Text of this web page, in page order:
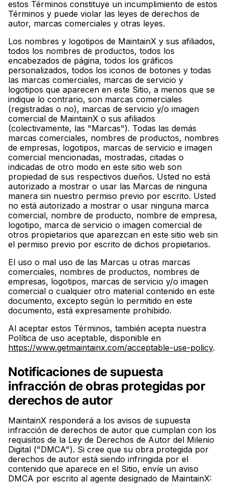
estos Términos constituye un incumplimiento de estos
Términos y puede violar las leyes de derechos de
autor, marcas comerciales y otras leyes.
Los nombres y logotipos de MaintainX y sus afiliados,
todos los nombres de productos, todos los
encabezados de página, todos los gráficos
personalizados, todos los iconos de botones y todas
las marcas comerciales, marcas de servicio y
logotipos que aparecen en este Sitio, a menos que se
indique lo contrario, son marcas comerciales
(registradas o no), marcas de servicio y/o imagen
comercial de MaintainX o sus afiliados
(colectivamente, las "Marcas"). Todas las demás
marcas comerciales, nombres de productos, nombres
de empresas, logotipos, marcas de servicio e imagen
comercial mencionadas, mostradas, citadas o
indicadas de otro modo en este sitio web son
propiedad de sus respectivos dueños. Usted no está
autorizado a mostrar o usar las Marcas de ninguna
manera sin nuestro permiso previo por escrito. Usted
no está autorizado a mostrar o usar ninguna marca
comercial, nombre de producto, nombre de empresa,
logotipo, marca de servicio o imagen comercial de
otros propietarios que aparezcan en este sitio web sin
el permiso previo por escrito de dichos propietarios.
El uso o mal uso de las Marcas u otras marcas
comerciales, nombres de productos, nombres de
empresas, logotipos, marcas de servicio y/o imagen
comercial o cualquier otro material contenido en este
documento, excepto según lo permitido en este
documento, está expresamente prohibido.
Al aceptar estos Términos, también acepta nuestra
Política de uso aceptable, disponible en
https://www.getmaintainx.com/acceptable-use-policy.
Notificaciones de supuesta
infracción de obras protegidas por
derechos de autor
MaintainX responderá a los avisos de supuesta
infracción de derechos de autor que cumplan con los
requisitos de la Ley de Derechos de Autor del Milenio
Digital ("DMCA"). Si cree que su obra protegida por
derechos de autor está siendo infringida por el
contenido que aparece en el Sitio, envíe un aviso
DMCA por escrito al agente designado de MaintainX: